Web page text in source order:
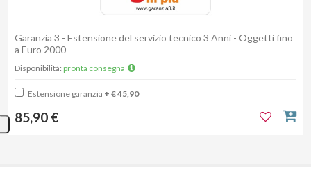
Garanzia 3 - Estensione del servizio tecnico 3 Anni - Oggetti fino
a Euro 2000
Disponibilità: pronta consegna
Estensione garanzia + € 45,90
85,90 €